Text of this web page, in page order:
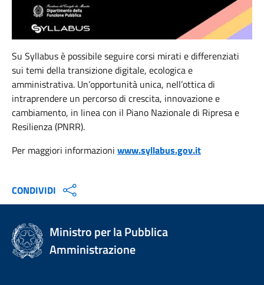
Su Syllabus è possibile seguire corsi mirati e differenziati
sui temi della transizione digitale, ecologica e
amministrativa. Un’opportunità unica, nell’ottica di
intraprendere un percorso di crescita, innovazione e
cambiamento, in linea con il Piano Nazionale di Ripresa e
Resilienza (PNRR).
Per maggiori informazioni www.syllabus.gov.it
CONDIVIDI
Ministro per la Pubblica
Amministrazione